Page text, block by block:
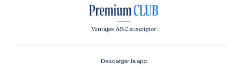
Ventajas ABC suscriptor
Descargar la app